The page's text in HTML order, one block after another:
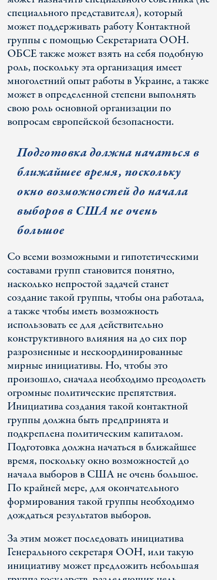
специального представителя), который
может поддерживать работу Контактной
группы с помощью Секретариата ООН.
ОБСЕ также может взять на себя подобную
роль, поскольку эта организация имеет
многолетний опыт работы в Украине, а также
может в определенной степени выполнять
свою роль основной организации по
вопросам европейской безопасности.
Подготовка должна начаться в
ближайшее время, поскольку
окно возможностей до начала
выборов в США не очень
большое
Со всеми возможными и гипотетическими
составами групп становится понятно,
насколько непростой задачей станет
создание такой группы, чтобы она работала,
а также чтобы иметь возможность
использовать ее для действительно
конструктивного влияния на до сих пор
разрозненные и нескоординированные
мирные инициативы. Но, чтобы это
произошло, сначала необходимо преодолеть
огромные политические препятствия.
Инициатива создания такой контактной
группы должна быть предпринята и
подкреплена политическим капиталом.
Подготовка должна начаться в ближайшее
время, поскольку окно возможностей до
начала выборов в США не очень большое.
По крайней мере, для окончательного
формирования такой группы необходимо
дождаться результатов выборов.
За этим может последовать инициатива
Генерального секретаря ООН, или такую
инициативу может предложить небольшая